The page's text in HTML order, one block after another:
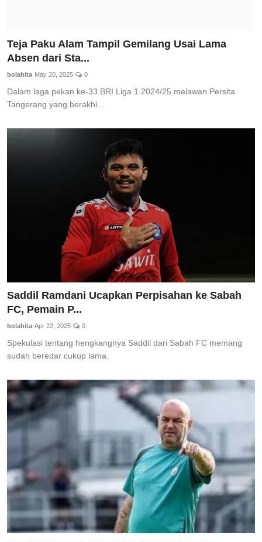
Teja Paku Alam Tampil Gemilang Usai Lama
Absen dari Sta...
bolahita May 20, 2025 0
Dalam laga pekan ke-33 BRI Liga 1 2024/25 melawan Persita
Tangerang yang berakhi...
Saddil Ramdani Ucapkan Perpisahan ke Sabah
FC, Pemain P...
bolahita Apr 22, 2025 0
Spekulasi tentang hengkangnya Saddil dari Sabah FC memang
sudah beredar cukup lama.